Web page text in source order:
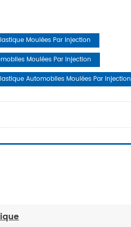
Moulées Par Injection
Moulées Par Injection
Automobiles Moulées Par Injection